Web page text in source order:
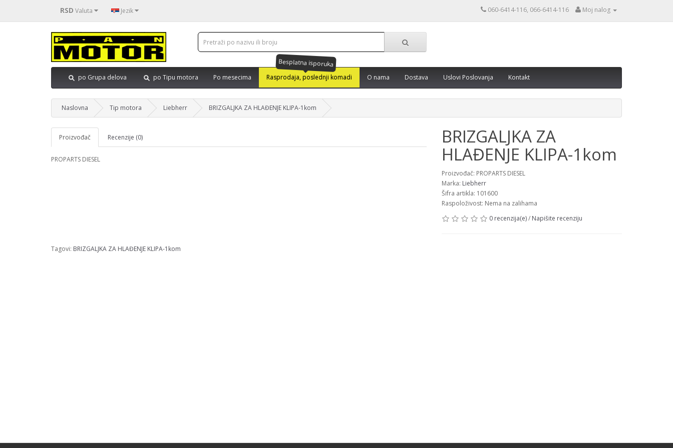
RSD Valuta Jezik 060-6414-116, 066-6414-116 Moj nalog
po Grupa delova po Tipu motora Po mesecima
Besplatna isporuka
Rasprodaja, poslednji komadi O nama Dostava Uslovi Poslovanja Kontakt
Naslovna Tip motora Liebherr BRIZGALJKA ZA HLAĐENJE KLIPA-1kom
Proizvođač Recenzije (0)
PROPARTS DIESEL
BRIZGALJKA ZA
HLAĐENJE KLIPA-1kom
Proizvođač: PROPARTS DIESEL
Marka: Liebherr
Šifra artikla: 101600
Raspoloživost: Nema na zalihama
0 recenzija(e)/ Napišite recenziju
Tagovi: BRIZGALJKA ZA HLAĐENJE KLIPA-1kom